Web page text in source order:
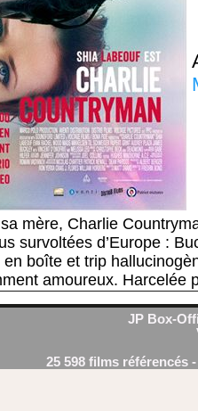
mère, Charlie
survoltées d’Europe :
boîte et trip
amoureux. Harcelée
JP Box-
25 598 films référencés